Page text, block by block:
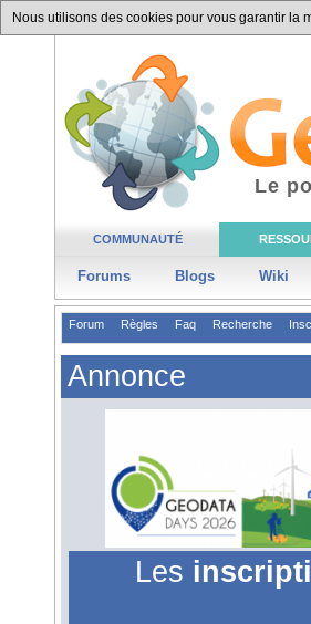
Nous utilisons des cookies pour vous garantir la
COMMUNAUTÉ
Forums Blogs Wiki
Le
Forum Règles Faq Recherche
Annonce
Les